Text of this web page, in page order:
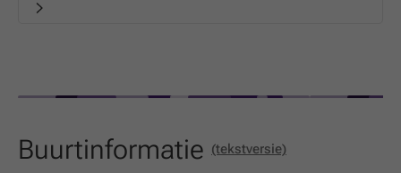
Buurtinformatie (tekstversie)